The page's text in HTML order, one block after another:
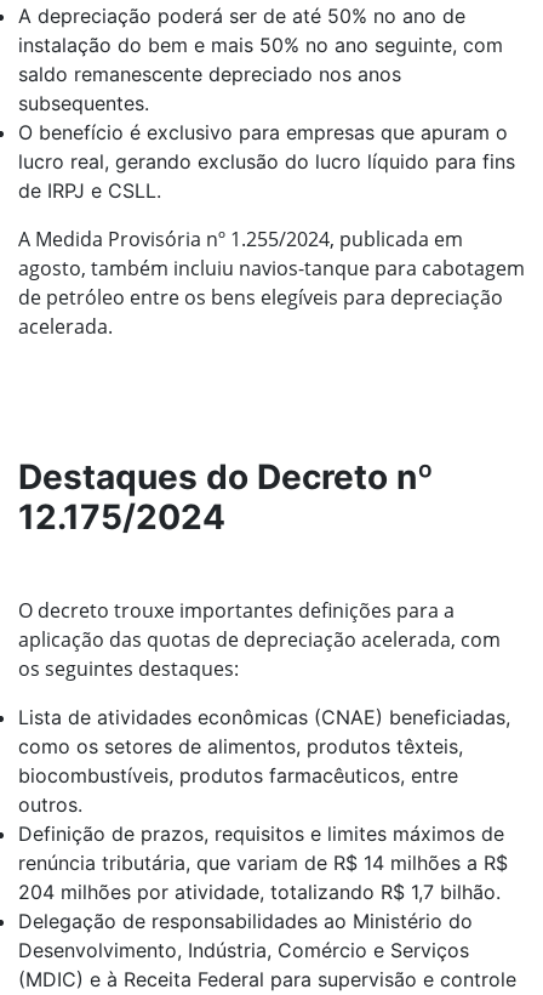
A depreciação poderá ser de até 50% no ano de
instalação do bem e mais 50% no ano seguinte, com
saldo remanescente depreciado nos anos
subsequentes.
O benefício é exclusivo para empresas que apuram o
lucro real, gerando exclusão do lucro líquido para fins
de IRPJ e CSLL.
A Medida Provisória nº 1.255/2024, publicada em
agosto, também incluiu navios-tanque para cabotagem
de petróleo entre os bens elegíveis para depreciação
acelerada.
Destaques do Decreto nº
12.175/2024
O decreto trouxe importantes definições para a
aplicação das quotas de depreciação acelerada, com
os seguintes destaques:
Lista de atividades econômicas (CNAE) beneficiadas,
como os setores de alimentos, produtos têxteis,
biocombustíveis, produtos farmacêuticos, entre
outros.
Definição de prazos, requisitos e limites máximos de
renúncia tributária, que variam de R$ 14 milhões a R$
204 milhões por atividade, totalizando R$ 1,7 bilhão.
Delegação de responsabilidades ao Ministério do
Desenvolvimento, Indústria, Comércio e Serviços
(MDIC) e à Receita Federal para supervisão e controle